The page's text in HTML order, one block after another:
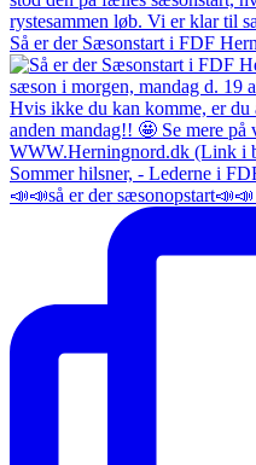
Så er der Sæsonstart i FDF
📣📣så er der